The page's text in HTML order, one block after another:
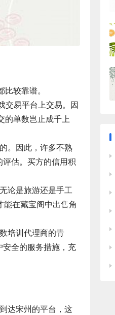
较靠谱。
交易平台上交易。因
的单数岂止成千上
。因此，许多不熟
估。买方的信用积
论是旅游还是手工
在藏宝阁中出售角
培训代理商的青
全的服务措施，充
达宋州的平台，这